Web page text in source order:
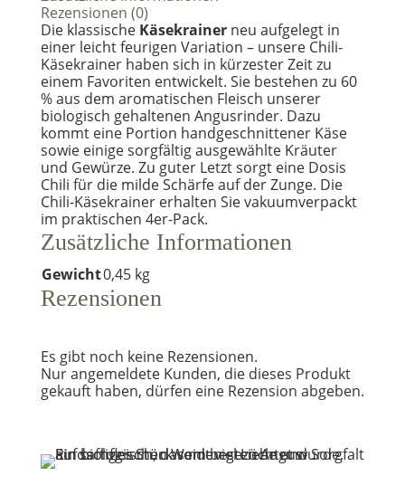
Rezensionen (0)
Die klassische Käsekrainerneu aufgelegt in
einer leicht feurigen Variation – unsere Chili-
Käsekrainer haben sich in kürzester Zeit zu
einem Favoriten entwickelt. Sie bestehen zu 60
% aus dem aromatischen Fleisch unserer
biologisch gehaltenen Angusrinder. Dazu
kommt eine Portion handgeschnittener Käse
sowie einige sorgfältig ausgewählte Kräuter
und Gewürze. Zu guter Letzt sorgt eine Dosis
Chili für die milde Schärfe auf der Zunge. Die
Chili-Käsekrainer erhalten Sie vakuumverpackt
im praktischen 4er-Pack.
Zusätzliche Informationen
Gewicht0,45 kg
Rezensionen
Es gibt noch keine Rezensionen.
Nur angemeldete Kunden, die dieses Produkt
gekauft haben, dürfen eine Rezension abgeben.